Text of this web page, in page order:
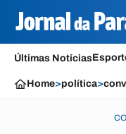
Últimas Notícias
Home>política>